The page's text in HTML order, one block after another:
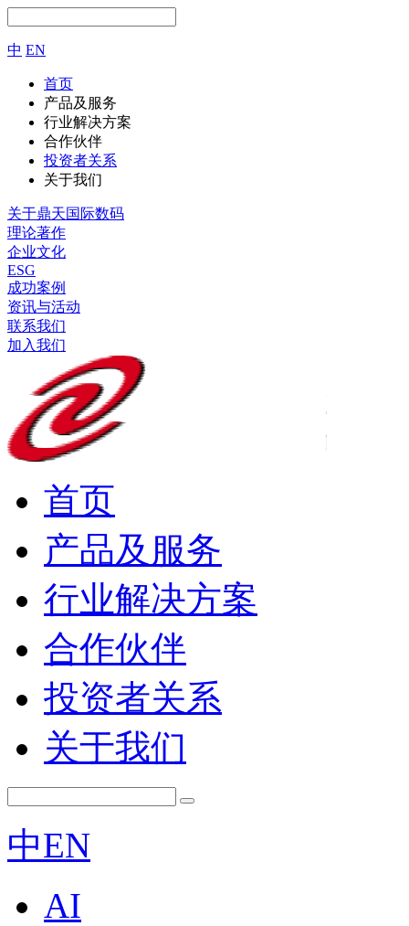
中 EN
首页
产品及服务
行业解决方案
合作伙伴
投资者关系
关于我们
关于鼎天国际数码
理论著作
企业文化
ESG
成功案例
资讯与活动
联系我们
加入我们
首页
产品及服务
行业解决方案
合作伙伴
投资者关系
关于我们
中EN
AI